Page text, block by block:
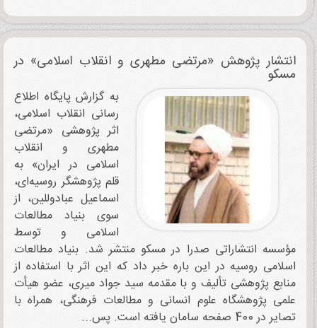
انتشار پژوهش «مرتضی مطهری و انقلاب اسلامی» در
مسکو
به گزارش پایگاه اطلاع
رسانی انقلاب اسلامی،
اثر پژوهشی «مرتضی
مطهری و انقلاب
اسلامی در ایران» به
قلم پژوهشگر روسیه‌ای،
اسماعیل عبادوللین، از
سوی بنیاد مطالعات
اسلامی و توسط
مؤسسه انتشاراتی صدرا در مسکو منتشر شد. بنیاد مطالعات
اسلامی روسیه در این باره خبر داد که این اثر با استفاده از
منابع پژوهشی تألیف و با مقدمه سید جواد میری، عضو هیأت
علمی پژوهشگاه علوم انسانی و مطالعات فرهنگی، همراه با
تصایر در 400 صفحه سامان یافته است. پس...